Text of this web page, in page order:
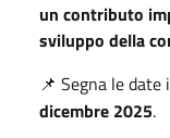
un contributo
sviluppo della
📌 Segna le date
dicembre 2025.